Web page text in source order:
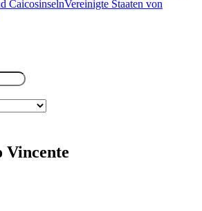
CaicosinselnVereinigte Staaten von
Vincente